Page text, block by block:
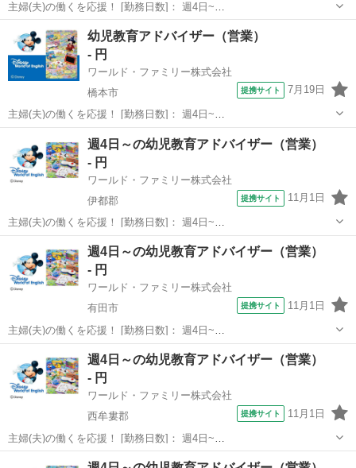
主婦(夫)の働くを応援！ [勤務日数]： 週4日~
10:00~17:00/10:00~16:00/10:00~15:00/09:30~14:00 [勤務地・最寄
駅]： 和歌山県東牟婁郡 ※勤務エリア選択可 ワールド・...
東牟婁郡 営業
幼児教育アドバイザー（営業）
- 円
ワールド・ファミリー株式会社
橋本市
提携サイト 7月19日
主婦(夫)の働くを応援！ [勤務日数]： 週4日~
10:00~17:00/10:00~16:00/10:00~15:00/09:30~14:00 [勤務地・最寄
駅]： 和歌山県橋本市 ※勤務エリア選択可 ワールド・フ...
橋本市 営業
週4日～の幼児教育アドバイザー（営業）
- 円
ワールド・ファミリー株式会社
伊都郡
提携サイト 11月1日
主婦(夫)の働くを応援！ [勤務日数]： 週4日~
10:00~17:00/10:00~16:00/10:00~15:00/09:30~14:00 [勤務地・最寄
駅]： 和歌山県伊都郡 ※勤務エリア選択可 ワールド・フ...
伊都郡 営業
週4日～の幼児教育アドバイザー（営業）
- 円
ワールド・ファミリー株式会社
有田市
提携サイト 11月1日
主婦(夫)の働くを応援！ [勤務日数]： 週4日~
10:00~17:00/10:00~16:00/10:00~15:00/09:30~14:00 [勤務地・最寄
駅]： 和歌山県有田郡 ※勤務エリア選択可 ワールド・フ...
有田市 営業
週4日～の幼児教育アドバイザー（営業）
- 円
ワールド・ファミリー株式会社
西牟婁郡
提携サイト 11月1日
主婦(夫)の働くを応援！ [勤務日数]： 週4日~
10:00~17:00/10:00~16:00/10:00~15:00/09:30~14:00 [勤務地・最寄
西牟婁郡